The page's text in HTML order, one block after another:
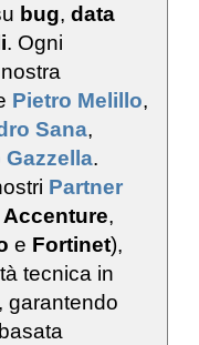
bug, data
. Ogni
Pietro Melillo,
Sana,
Gazzella.
Partner
Accenture,
e Fortinet),
tecnica in
garantendo